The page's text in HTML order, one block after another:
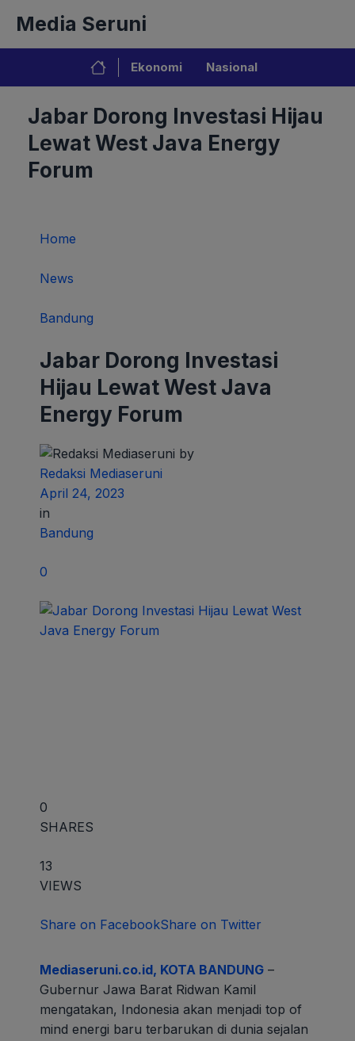
isi
Media Seruni
Ekonomi Nasional
Jabar Dorong Investasi Hijau
Lewat West Java Energy
Forum
Home
News
Bandung
Jabar Dorong Investasi
Hijau Lewat West Java
Energy Forum
by
Redaksi Mediaseruni
April 24, 2023
in
Bandung
0
0
SHARES
13
VIEWS
Share on FacebookShare on Twitter
Mediaseruni.co.id, KOTA BANDUNG –
Gubernur Jawa Barat Ridwan Kamil
mengatakan, Indonesia akan menjadi top of
mind energi baru terbarukan di dunia sejalan